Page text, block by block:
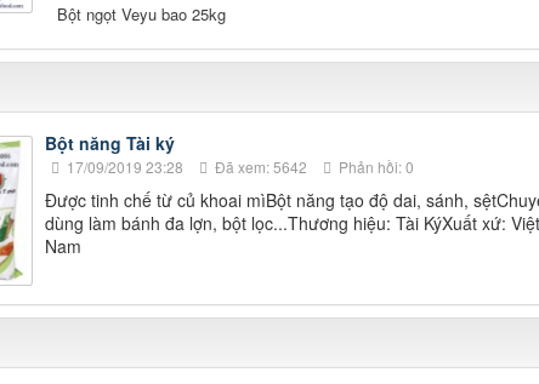
Bột ngọt Veyu bao 25kg
Bột năng Tài ký
17/09/2019 23:28 Đã xem: 5642 Phản hồi: 0
Được tinh chế từ củ khoai mìBột năng tạo độ dai, sánh,
dùng làm bánh đa lợn, bột lọc...Thương hiệu: Tài KýXuất xứ: Việt
Nam